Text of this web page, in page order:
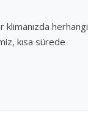
klimanızda herhangi
kısa sürede